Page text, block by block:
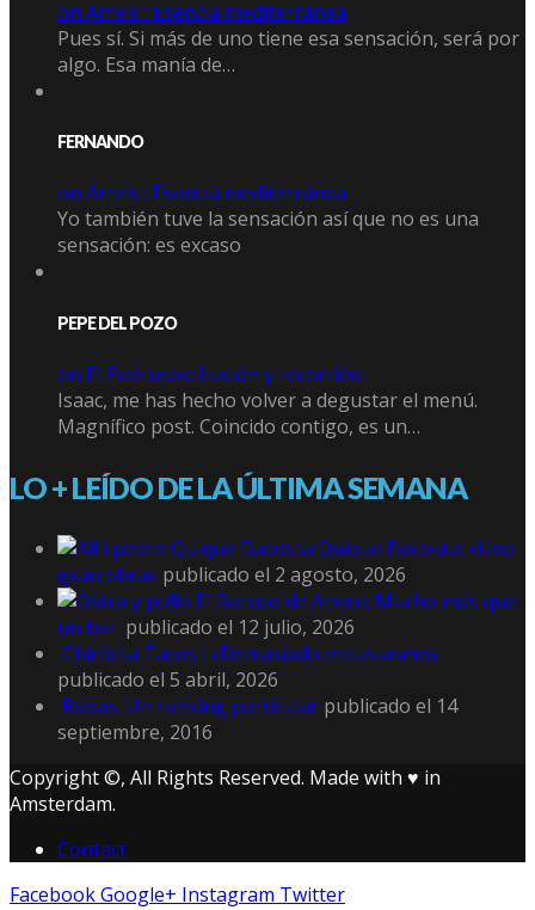
on Arrels : Esencia mediterránea
Pues sí. Si más de uno tiene esa sensación, será por
algo. Esa manía de…
FERNANDO
on Arrels : Esencia mediterránea
Yo también tuve la sensación así que no es una
sensación: es excaso
PEPE DEL POZO
on El Pedrusco: Ilusión y recorrido.
Isaac, me has hecho volver a degustar el menú.
Magnífico post. Coincido contigo, es un…
LO + LEÍDO DE LA ÚLTIMA SEMANA
Quique Dacosta: «Una
gran obra» publicado el 2 agosto, 2026
El Baruco de Anero: Mucho más que
un bar. publicado el 12 julio, 2026
Chiribita Tacos : «Demasiado entusiasmo»
publicado el 5 abril, 2026
Rabas: Un ranking particular publicado el 14
septiembre, 2016
Copyright ©, All Rights Reserved. Made with ♥ in
Amsterdam.
Contact
FacebookGoogle+ Instagram Twitter